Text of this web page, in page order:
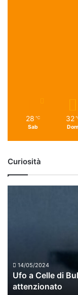
28 ℃
Sab
32
Dom
Curiosità
particolarmente
attenzionato
14/05/2024
Ufo a Celle di
attenzionato